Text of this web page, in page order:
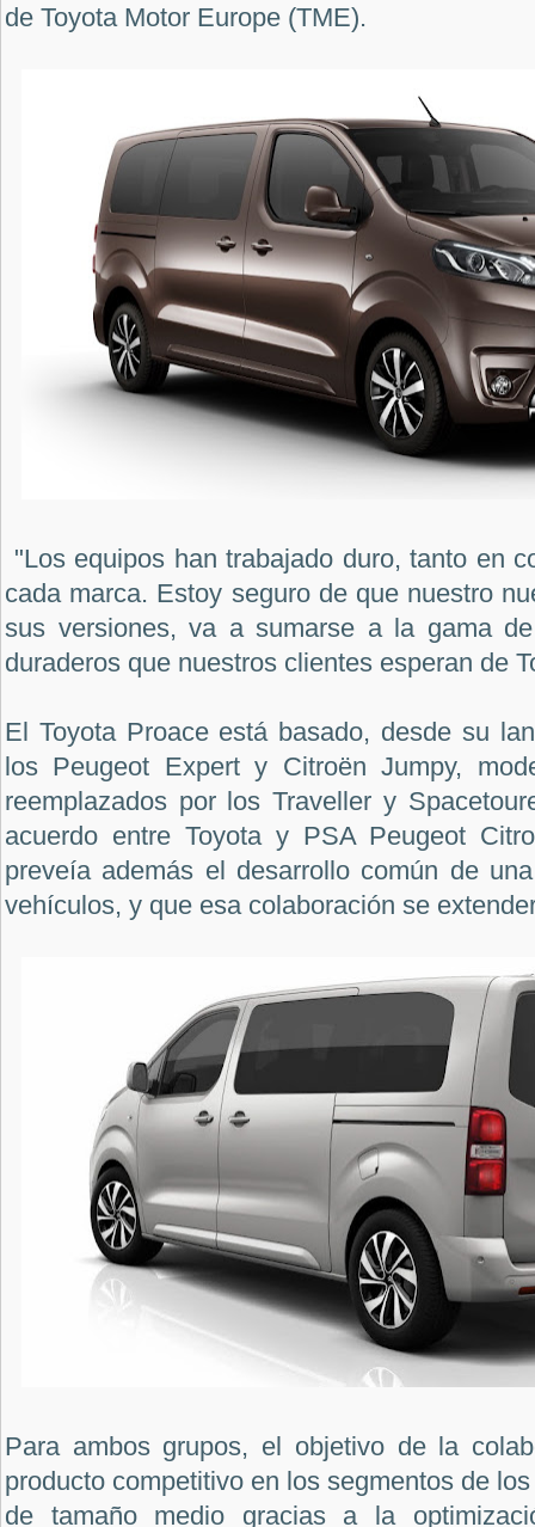
de Toyota Motor Europe (TME).
"Los equipos han trabajado duro, tanto en
cada marca. Estoy seguro de que nuestro
sus versiones, va a sumarse a la gama
duraderos que nuestros clientes esperan de
El Toyota Proace está basado, desde su
los Peugeot Expert y Citroën Jumpy,
reemplazados por los Traveller y
acuerdo entre Toyota y PSA Peugeot
preveía además el desarrollo común de
vehículos, y que esa colaboración se
Para ambos grupos, el objetivo de la
producto competitivo en los segmentos de
de tamaño medio gracias a la